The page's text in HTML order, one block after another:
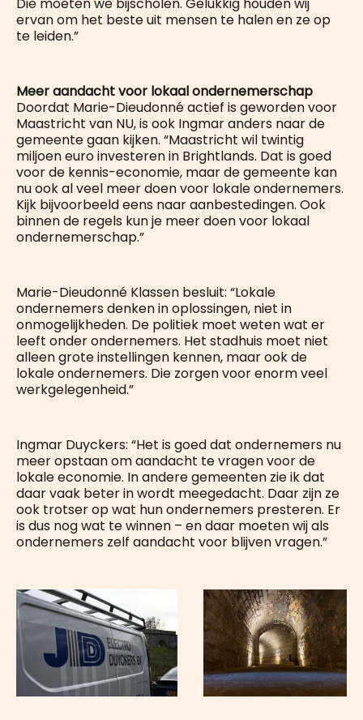
ervan om het beste uit mensen te halen en ze op
te leiden.”
Meer aandacht voor lokaal ondernemerschap
Doordat Marie-Dieudonné actief is geworden voor
Maastricht van NU, is ook Ingmar anders naar de
gemeente gaan kijken. “Maastricht wil twintig
miljoen euro investeren in Brightlands. Dat is goed
voor de kennis-economie, maar de gemeente kan
nu ook al veel meer doen voor lokale ondernemers.
Kijk bijvoorbeeld eens naar aanbestedingen. Ook
binnen de regels kun je meer doen voor lokaal
ondernemerschap.”
Marie-Dieudonné Klassen besluit: “Lokale
ondernemers denken in oplossingen, niet in
onmogelijkheden. De politiek moet weten wat er
leeft onder ondernemers. Het stadhuis moet niet
alleen grote instellingen kennen, maar ook de
lokale ondernemers. Die zorgen voor enorm veel
werkgelegenheid.”
Ingmar Duyckers: “Het is goed dat ondernemers nu
meer opstaan om aandacht te vragen voor de
lokale economie. In andere gemeenten zie ik dat
daar vaak beter in wordt meegedacht. Daar zijn ze
ook trotser op wat hun ondernemers presteren. Er
is dus nog wat te winnen – en daar moeten wij als
ondernemers zelf aandacht voor blijven vragen.”